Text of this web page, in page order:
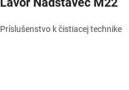
Príslušenstvo k čistiacej technike